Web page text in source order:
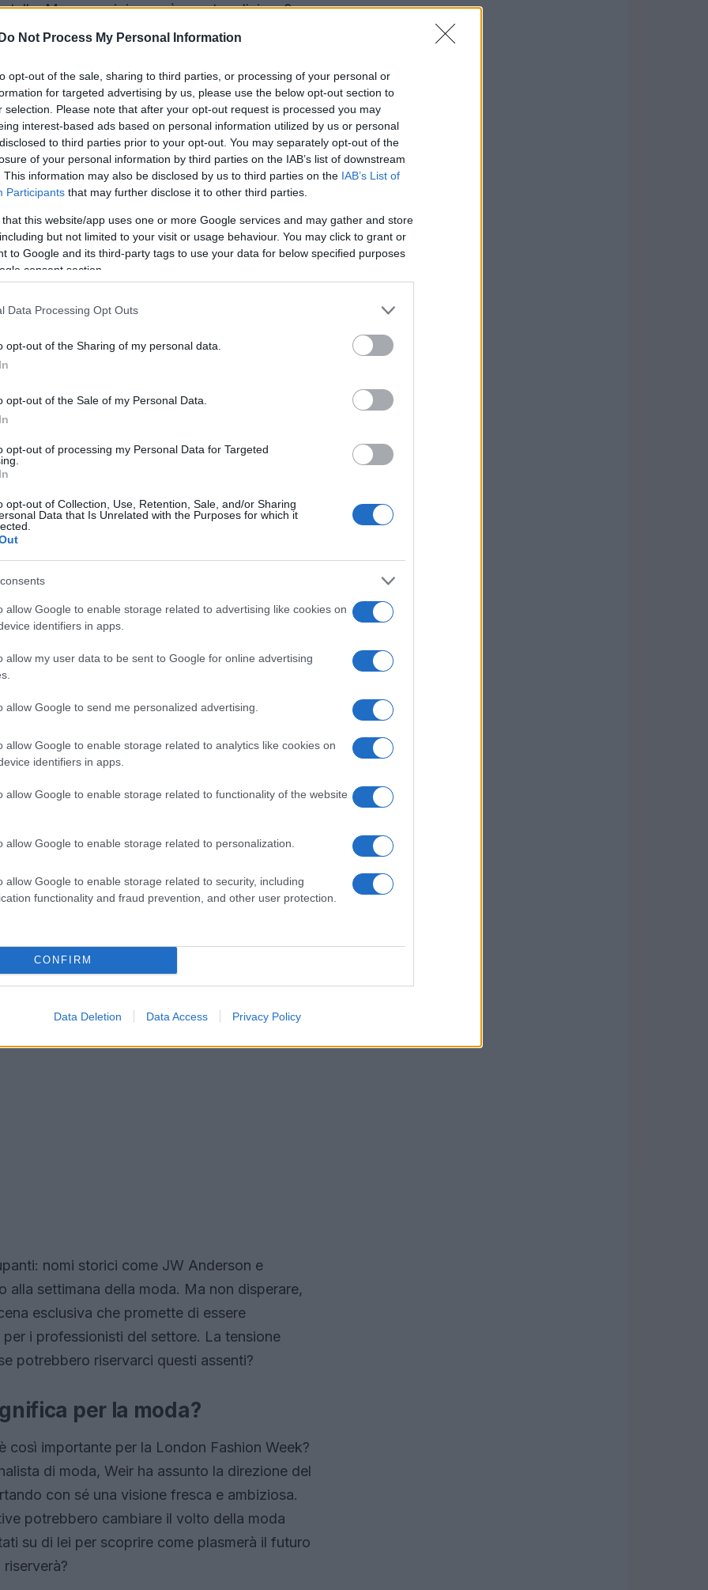
Do Not Process My Personal Information
opt-out of the sale, sharing to third parties, or processing of your personal or
for targeted advertising by us, please use the below opt-out section to
selection. Please note that after your opt-out request is processed you may
interest-based ads based on personal information utilized by us or personal
to third parties prior to your opt-out. You may separately opt-out of the
of your personal information by third parties on the IAB’s list of downstream
This information may also be disclosed by us to third parties on the IAB’s List of
Participants that may further disclose it to other third parties.
that this website/app uses one or more Google services and may gather and store
but not limited to your visit or usage behaviour. You may click to grant or
to Google and its third-party tags to use your data for below specified purposes
consent section.
Data Processing Opt Outs
opt-out of the Sharing of my personal data.
opt-out of the Sale of my Personal Data.
opt-out of processing my Personal Data for Targeted
opt-out of Collection, Use, Retention, Sale, and/or Sharing
Data that Is Unrelated with the Purposes for which it
allow Google to enable storage related to advertising like cookies on
identifiers in apps.
allow my user data to be sent to Google for online advertising
allow Google to send me personalized advertising.
allow Google to enable storage related to analytics like cookies on
identifiers in apps.
allow Google to enable storage related to functionality of the website
allow Google to enable storage related to personalization.
allow Google to enable storage related to security, including
functionality and fraud prevention, and other user protection.
CONFIRM
Data Deletion Data Access Privacy Policy
Ma cosa ci riserverà questa edizione?
London Fashion Week, con un’attenzione
supporto dei designer. Preparati, perché ci
pulsante della creatività londinese!
come Harris Reed e Simone Rocha, che
pronte a stupire. E non dimenticare:
imperdibile che dovrà assolutamente trovare
qui: i giovani designer avranno un’importante
che continua a sostenerli presso 180
Oscar Ouyang e Pauline Dujancourt, che
il designer che ha conquistato il pubblico
per la prima volta a settembre! Questo
Ives, ma rappresenta anche un passo
delle cause sociali nel mondo della moda.
significativo questo momento!
imperdibili
spettacolare intitolato The London Issue,
360 gradi. Immagina un mix di immagini
unica che trasformerà la passerella in un vero
di ciò che ci aspetta durante la
a vivere questa emozione?
nomi storici come JW Anderson e
alla settimana della moda. Ma non disperare,
esclusiva che promette di essere
i professionisti del settore. La tensione
potrebbero riservarci questi assenti?
per la moda?
così importante per la London Fashion Week?
di moda, Weir ha assunto la direzione del
con sé una visione fresca e ambiziosa.
potrebbero cambiare il volto della moda
su di lei per scoprire come plasmerà il futuro